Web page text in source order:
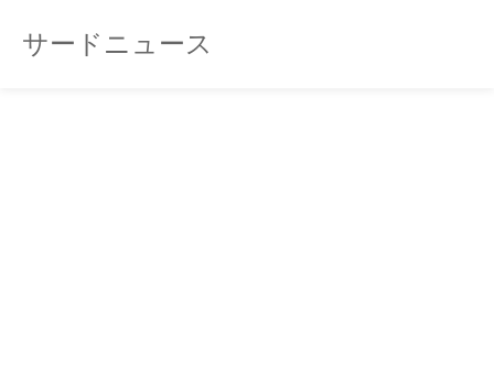
サードニュース